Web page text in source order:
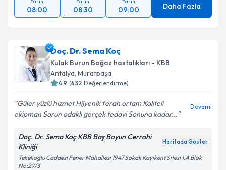
08:00 08:30 09:00 Daha Fazla
Doç. Dr. Sema Koç
Kulak Burun Boğaz hastalıkları - KBB
Antalya, Muratpaşa
4.9 (432 Değerlendirme)
Güler yüzlü hizmet Hijyenik ferah ortam Kaliteli
ekipman Sorun odaklı gerçek tedavi Sonuna kadar...
Devamı
Doç. Dr. Sema Koç KBB Baş Boyun Cerrahi
Kliniği
Haritada Göster
Tekelioğlu Caddesi Fener Mahallesi 1947 Sokak Kayıkent Sitesi 1.A Blok
No:29/3